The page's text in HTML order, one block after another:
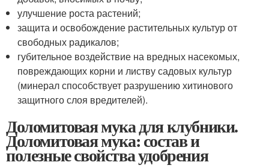
улучшение роста растений;
защита и освобождение растительных культур от
свободных радикалов;
губительное воздействие на вредных насекомых,
повреждающих корни и листву садовых культур
(минерал способствует разрушению хитинового
защитного слоя вредителей).
Доломитовая мука для клубники.
Доломитовая мука: состав и
полезные свойства удобрения